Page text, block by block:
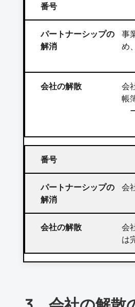
事
め
会
帳
会
会
は